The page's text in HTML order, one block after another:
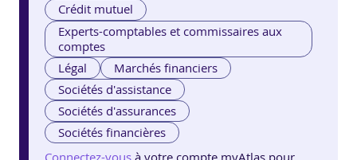
Crédit mutuel
Experts-comptables et commissaires aux
comptes
Légal
Marchés financiers
Sociétés d'assistance
Sociétés d'assurances
Sociétés financières
Connectez-vous à votre compte myAtlas pour